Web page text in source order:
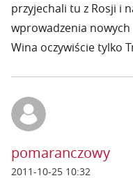
przyjechali tu z Rosji i
wprowadzenia
Wina oczywiście tylko
pomaranczowy
2011-10-25 10:32